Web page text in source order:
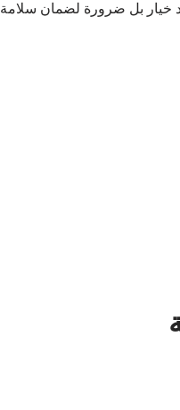
خيار بل ضرورة لضمان سلامة